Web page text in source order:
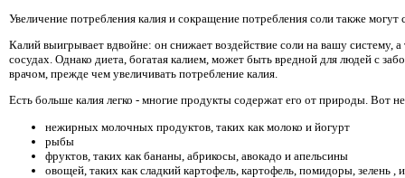
Увеличение потребления калия и сокращение потребления соли также могут
Калий выигрывает вдвойне: он снижает воздействие соли на вашу систему,
сосудах. Однако диета, богатая калием, может быть вредной для людей с
врачом, прежде чем увеличивать потребление калия.
Есть больше калия легко - многие продукты содержат его от природы. Вот
нежирных молочных продуктов, таких как молоко и йогурт
рыбы
фруктов, таких как бананы, абрикосы, авокадо и апельсины
овощей, таких как сладкий картофель, картофель, помидоры, зелень ,